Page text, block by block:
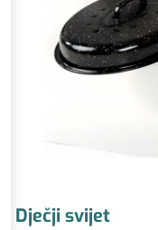
Dječji svijet